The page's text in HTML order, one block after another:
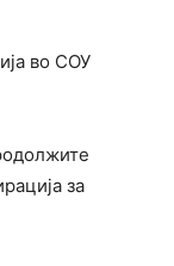
во СОУ
за